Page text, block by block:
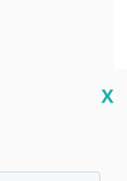
X